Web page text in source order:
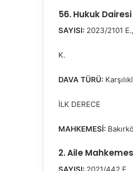
56. Hukuk Dairesi
SAYISI: 2023/2101
K.
DAVA TÜRÜ:
İLK DERECE
MAHKEMESİ:
2. Aile